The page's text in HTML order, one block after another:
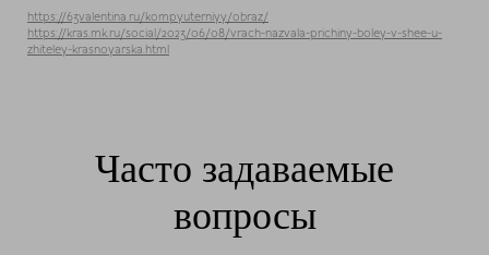
https://63valentina.ru/kompyuterniyy/obraz/
https://kras.mk.ru/social/2023/06/08/vrach-nazvala-prichiny-boley-v-shee-u-
zhiteley-krasnoyarska.html
Часто задаваемые
вопросы